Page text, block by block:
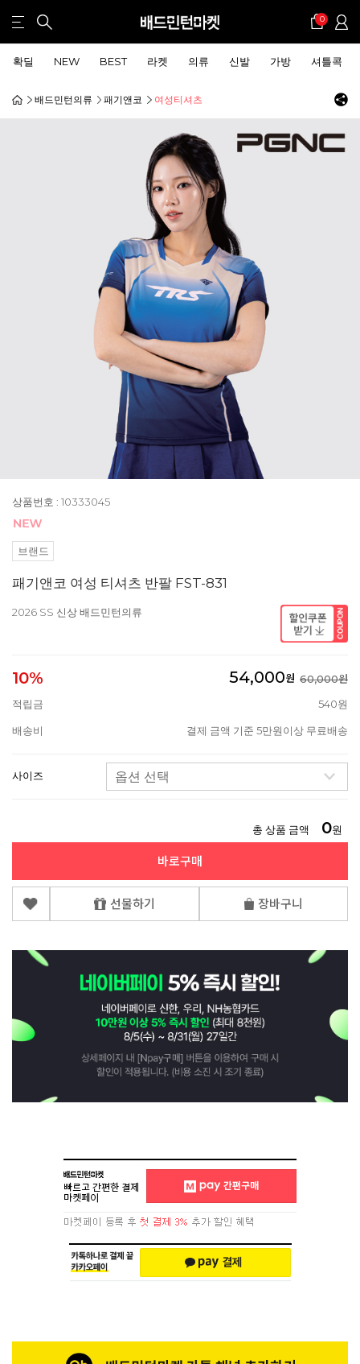
0
확딜 NEW BEST 라켓 의류 신발 가방 셔틀콕
배드민턴의류 패기앤코 여성티셔츠
상품번호 : 10333045
브랜드
패기앤코 여성 티셔츠 반팔 FST-831
2026 SS 신상 배드민턴의류
10% 54,000원 60,000원
적립금
540원
배송비 결제 금액 기준 5만원이상 무료배송
사이즈
총 상품 금액 0원
바로구매
선물하기 장바구니